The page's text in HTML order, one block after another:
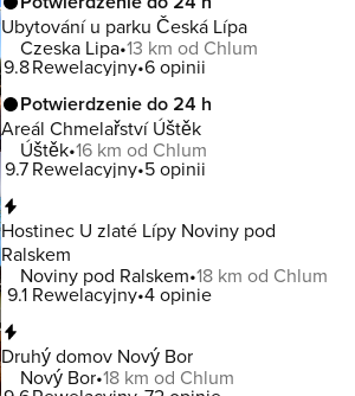
Ubytování u parku Česká Lípa
Czeska Lipa 13 km od Chlum
9.8Rewelacyjny 6 opinii
Potwierdzenie do 24 h
Areál Chmelařství Úštěk
Úštěk 16 km od Chlum
9.7Rewelacyjny 5 opinii
Hostinec U zlaté Lípy Noviny pod
Ralskem
Noviny pod Ralskem 18 km od Chlum
9.1 Rewelacyjny 4 opinie
Druhý domov Nový Bor
Nový Bor 18 km od Chlum